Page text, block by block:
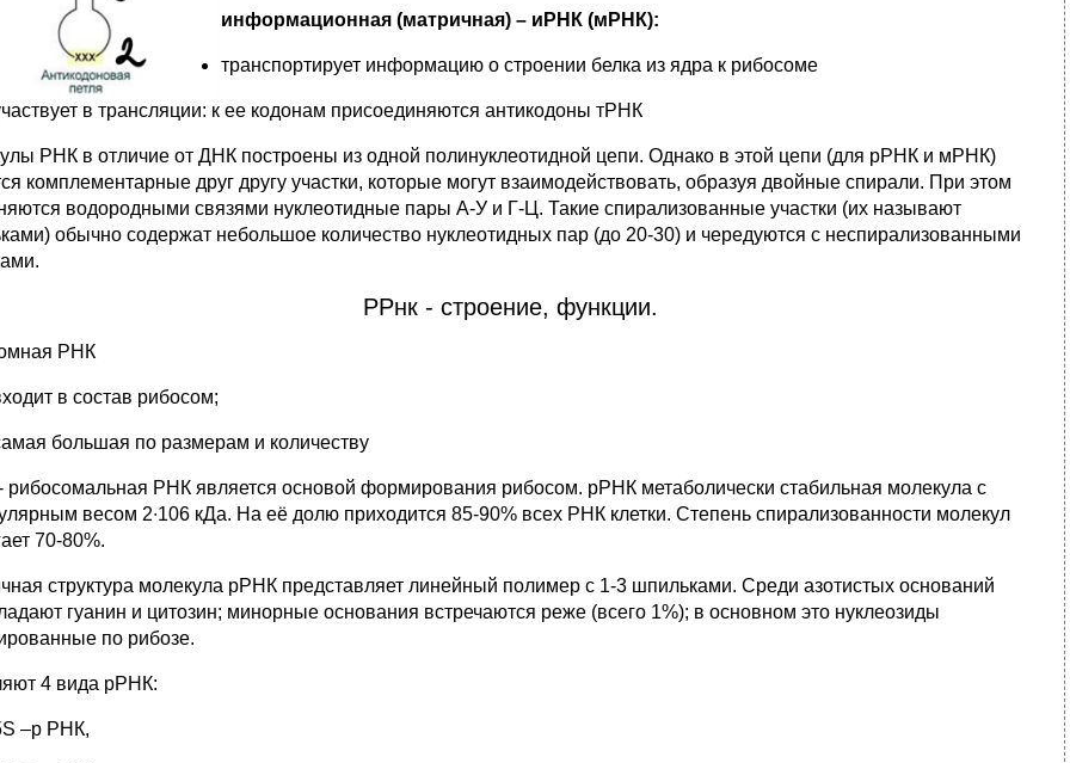
информационная (матричная) – иРНК (мРНК):
транспортирует информацию о строении белка из ядра к рибосоме
в трансляции: к ее кодонам присоединяются антикодоны тРНК
РНК в отличие от ДНК построены из одной полинуклеотидной цепи. Однако в этой цепи (для рРНК и мРНК)
ком­плементарные друг другу участки, которые могут взаимодействовать, образуя двойные спирали. При этом
водородными связями нуклеотидные пары А-У и Г-Ц. Такие спирализованные участки (их назы­вают
обычно содержат небольшое количество нуклеотидных пар (до 20-30) и чередуются с неспирализованными
РРнк - строение, функции.
РНК
в состав рибосом;
большая по размерам и количеству
рибосомальная РНК является основой формирования рибосом. рРНК метаболически стабильная молекула с
весом 2∙106 кДа. На её долю приходится 85-90% всех РНК клетки. Степень спирализованности молекул
70-80%.
структура молекула рРНК представляет линейный полимер с 1-3 шпильками. Среди азотистых оснований
гуанин и цитозин; минорные основания встречаются реже (всего 1%); в основном это нуклеозиды
по рибозе.
4 вида рРНК:
–р РНК,